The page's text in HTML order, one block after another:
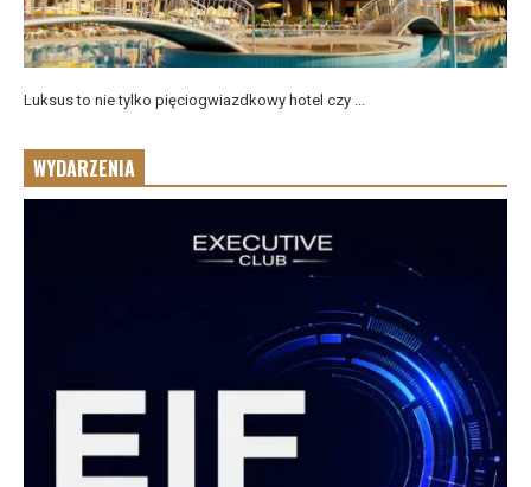
Luksus to nie tylko pięciogwiazdkowy hotel czy ...
WYDARZENIA